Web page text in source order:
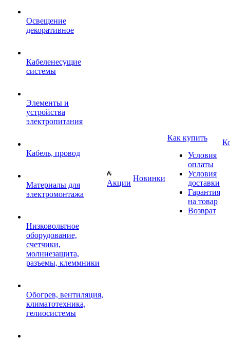
Освещение
декоративное
Кабеленесущие
системы
Элементы и
устройства
электропитания
Кабель, провод
Материалы для
электромонтажа
Низковольтное
оборудование,
счетчики,
молниезащита,
разъемы, клеммники
Обогрев, вентиляция,
климатотехника,
гелиосистемы
Акции
Новинки
Как купить
Условия
оплаты
Условия
доставки
Гарантия
на товар
Возврат